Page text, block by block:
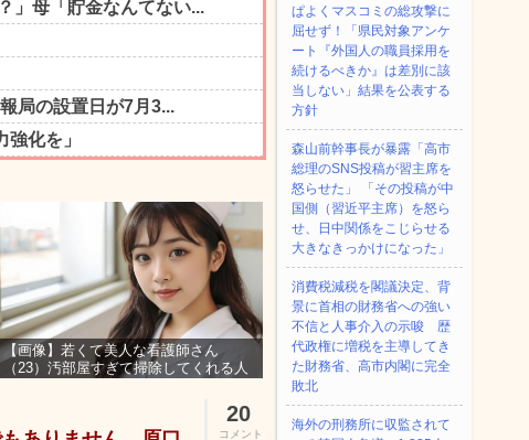
【画像】若くて美人な看護師さん
（23）汚部屋すぎて掃除してくれる人
20
コメント
ぱよくマスコミの総攻撃に
屈せず！「県民対象アンケ
ート『外国人の職員採用を
続けるべきか』は差別に該
当しない」結果を公表する
方針
森山前幹事長が暴露「高市
総理のSNS投稿が習主席を
怒らせた」 「その投稿が中
国側（習近平主席）を怒ら
せ、日中関係をこじらせる
大きなきっかけになった」
消費税減税を閣議決定、背
景に首相の財務省への強い
不信と人事介入の示唆 歴
代政権に増税を主導してき
た財務省、高市内閣に完全
敗北
海外の刑務所に収監されて